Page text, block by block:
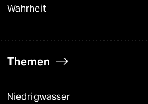
Wahrheit
Themen
Niedrigwasser